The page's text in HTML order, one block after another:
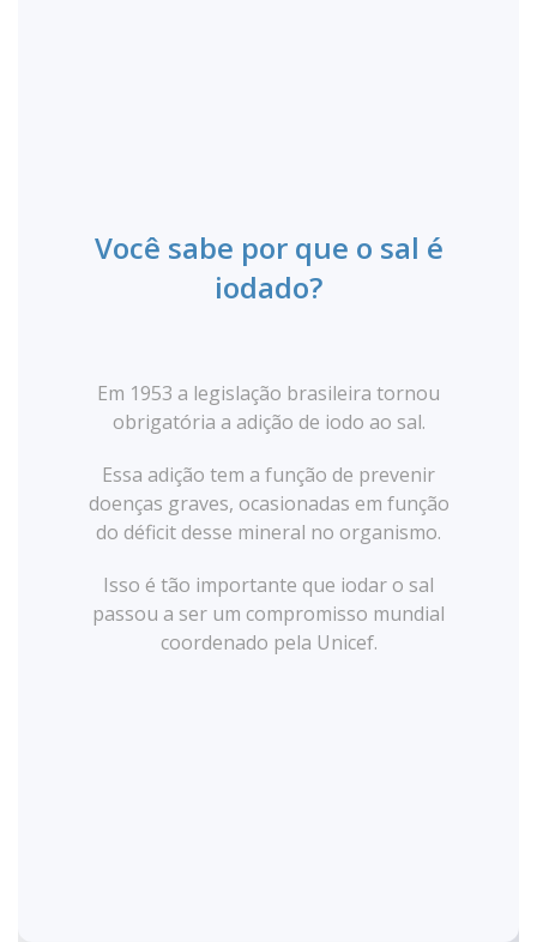
Você sabe por que o sal é
iodado?
Em 1953 a legislação brasileira tornou
obrigatória a adição de iodo ao sal.
Essa adição tem a função de prevenir
doenças graves, ocasionadas em função
do déficit desse mineral no organismo.
Isso é tão importante que iodar o sal
passou a ser um compromisso mundial
coordenado pela Unicef.